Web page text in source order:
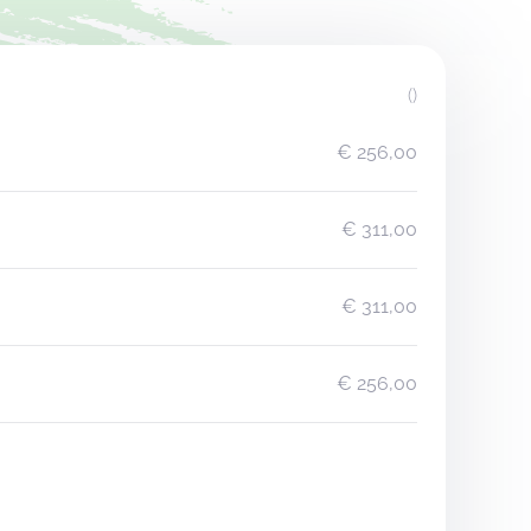
()
€ 256,00
€ 311,00
€ 311,00
€ 256,00